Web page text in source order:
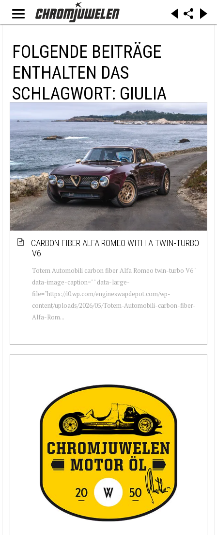
FOLGENDE BEITRÄGE
ENTHALTEN DAS
SCHLAGWORT: GIULIA
CARBON FIBER ALFA ROMEO WITH A TWIN-TURBO
V6
Totem Automobili carbon fiber Alfa Romeo twin-turbo V6 "
data-image-caption="" data-large-
file="https://i0.wp.com/engineswapdepot.com/wp-
content/uploads/2026/05/Totem-Automobili-carbon-fiber-
Alfa-Rom...